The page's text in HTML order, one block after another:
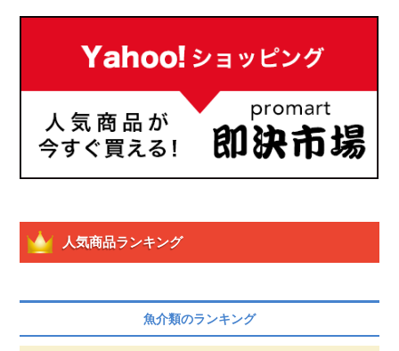
人気商品ランキング
魚介類のランキング